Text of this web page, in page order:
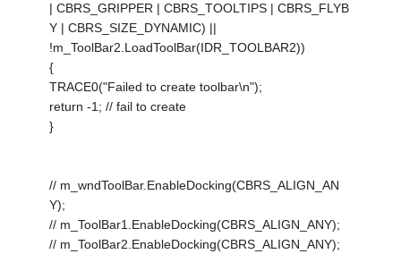
| CBRS_GRIPPER | CBRS_TOOLTIPS | CBRS_FLYB
Y | CBRS_SIZE_DYNAMIC) ||
!m_ToolBar2.LoadToolBar(IDR_TOOLBAR2))
{
TRACE0("Failed to create toolbar\n");
return -1; // fail to create
}
// m_wndToolBar.EnableDocking(CBRS_ALIGN_AN
Y);
// m_ToolBar1.EnableDocking(CBRS_ALIGN_ANY);
// m_ToolBar2.EnableDocking(CBRS_ALIGN_ANY);